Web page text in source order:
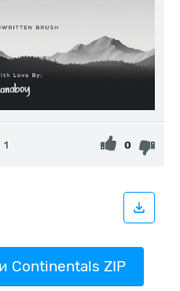
1 0
Continentals ZIP